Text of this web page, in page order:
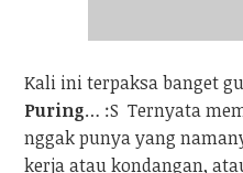
Kali ini terpaksa banget
Puring… :S Ternyata
nggak punya yang
kerja atau kondangan,